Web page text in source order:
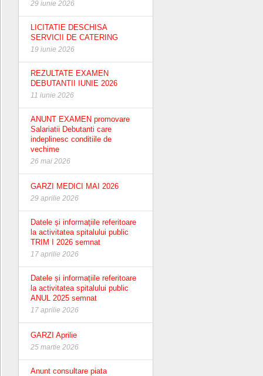
29 iunie 2026
LICITATIE DESCHISA
SERVICII DE CATERING
19 iunie 2026
REZULTATE EXAMEN
DEBUTANTII IUNIE 2026
11 iunie 2026
ANUNT EXAMEN promovare
Salariatii Debutanti care
indeplinesc conditiile de
vechime
26 mai 2026
GARZI MEDICI MAI 2026
29 aprilie 2026
Datele și informațiile referitoare
la activitatea spitalului public
TRIM I 2026 semnat
17 aprilie 2026
Datele și informațiile referitoare
la activitatea spitalului public
ANUL 2025 semnat
17 aprilie 2026
GARZI Aprilie
25 martie 2026
Anunt consultare piata